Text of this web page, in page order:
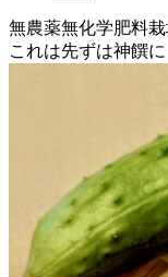
無農薬無化学肥料
これは先ずは神饌に